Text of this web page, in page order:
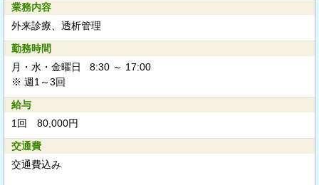
業務内容
外来診療、透析管理
勤務時間
月・水・金曜日 8:30 ～ 17:00
※ 週1～3回
給与
1回 80,000円
交通費
交通費込み